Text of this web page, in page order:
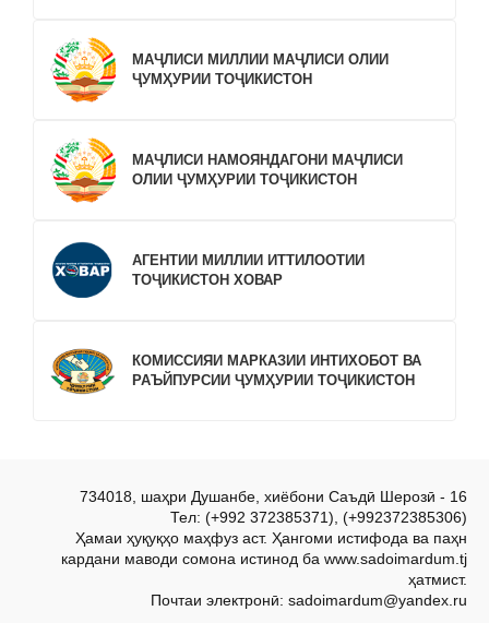
МАҶЛИСИ МИЛЛИИ МАҶЛИСИ ОЛИИ
ҶУМҲУРИИ ТОҶИКИСТОН
МАҶЛИСИ НАМОЯНДАГОНИ МАҶЛИСИ
ОЛИИ ҶУМҲУРИИ ТОҶИКИСТОН
АГЕНТИИ МИЛЛИИ ИТТИЛООТИИ
ТОҶИКИСТОН ХОВАР
КОМИССИЯИ МАРКАЗИИ ИНТИХОБОТ ВА
РАЪЙПУРСИИ ҶУМҲУРИИ ТОҶИКИСТОН
734018, шаҳри Душанбе, хиёбони Саъдӣ Шерозӣ - 16
Тел: (+992 372385371), (+992372385306)
Ҳамаи ҳуқуқҳо маҳфуз аст. Ҳангоми истифода ва паҳн
кардани маводи сомона истинод ба www.sadoimardum.tj
ҳатмист.
Почтаи электронӣ: sadoimardum@yandex.ru